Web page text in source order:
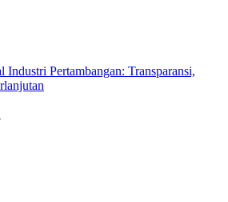
Industri Pertambangan: Transparansi,